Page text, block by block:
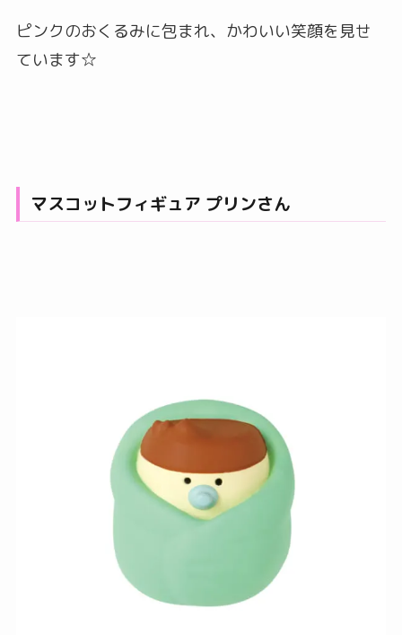
ピンクのおくるみに包まれ、かわいい笑顔を見せ
ています☆
マスコットフィギュア プリンさん